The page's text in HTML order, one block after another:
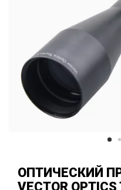
ОПТИЧЕСКИЙ
VECTOR OPTICS